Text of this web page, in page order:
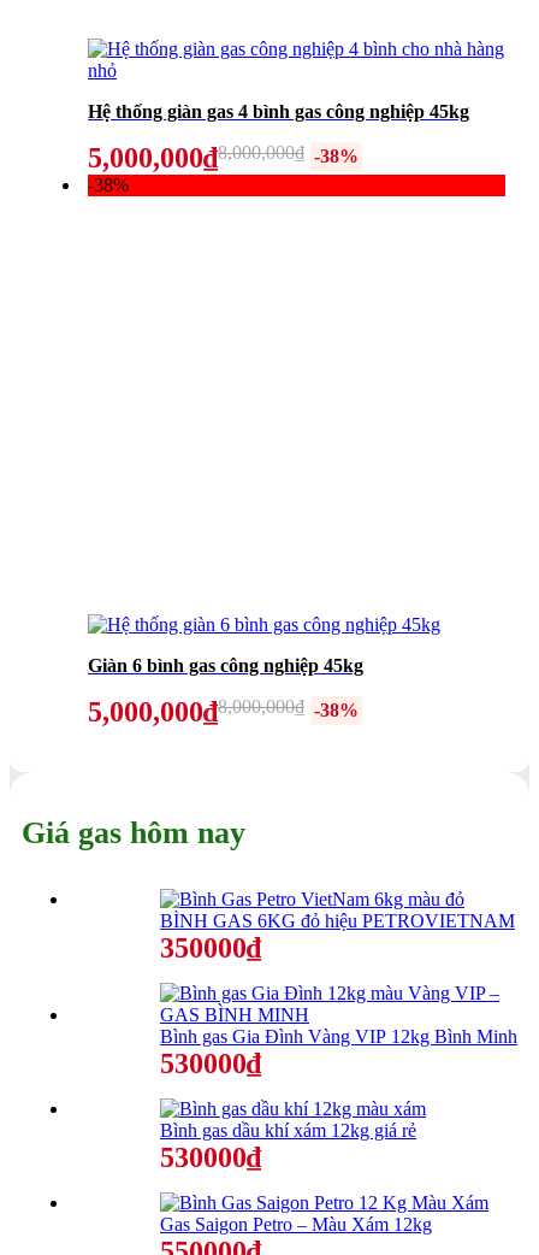
Hệ thống giàn gas 4 bình gas công nghiệp 45kg
5,000,000₫8,000,000₫ -38%
-38%
Giàn 6 bình gas công nghiệp 45kg
5,000,000₫8,000,000₫ -38%
Giá gas hôm nay
BÌNH GAS 6KG đỏ hiệu PETROVIETNAM
350000₫
Bình gas Gia Đình Vàng VIP 12kg Bình Minh
530000₫
Bình gas dầu khí xám 12kg giá rẻ
530000₫
Gas Saigon Petro – Màu Xám 12kg